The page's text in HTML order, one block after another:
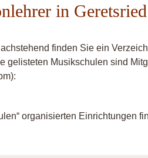
in Geretsried
finden Sie ein
gelisteten Musikschulen sind
organisierten Einrichtungen